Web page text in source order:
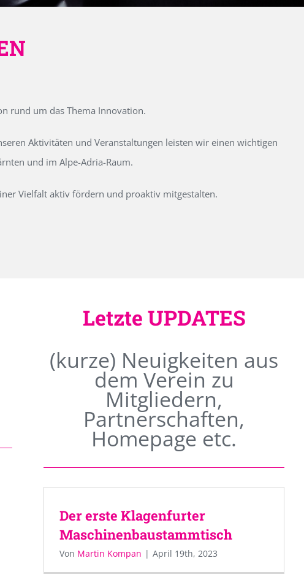
rund um das Thema Innovation.
Aktivitäten und Veranstaltungen leisten wir einen wichtigen
und im Alpe-Adria-Raum.
Vielfalt aktiv fördern und proaktiv mitgestalten.
Letzte UPDATES
(kurze) Neuigkeiten aus
dem Verein zu
Mitgliedern,
Partnerschaften,
Homepage etc.
Der erste Klagenfurter
Maschinenbaustammtisch
Von Martin Kompan | April 19th, 2023